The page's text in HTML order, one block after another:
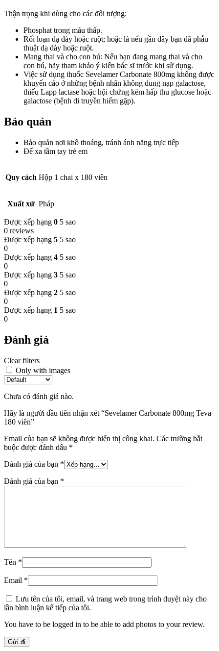
Thận trọng khi dùng cho các đối tượng:
Phosphat trong máu thấp.
Rối loạn dạ dày hoặc ruột; hoặc là nếu gần đây bạn đã phẫu
thuật dạ dày hoặc ruột.
Mang thai và cho con bú: Nếu bạn đang mang thai và cho
con bú, hãy tham khảo ý kiến bác sĩ trước khi sử dụng.
Việc sử dụng thuốc Sevelamer Carbonate 800mg không được
khuyến cáo ở những bệnh nhân không dung nạp galactose,
thiếu Lapp lactase hoặc hội chứng kém hấp thu glucose hoặc
galactose (bệnh di truyền hiếm gặp).
Bảo quản
Bảo quản nơi khô thoáng, tránh ánh nắng trực tiếp
Để xa tầm tay trẻ em
Quy cách Hộp 1 chai x 180 viên
Xuất xứ Pháp
Được xếp hạng 0 5 sao
0 reviews
Được xếp hạng 5 5 sao
0
Được xếp hạng 4 5 sao
0
Được xếp hạng 3 5 sao
0
Được xếp hạng 2 5 sao
0
Được xếp hạng 1 5 sao
0
Đánh giá
Clear filters
Only with images
Chưa có đánh giá nào.
Hãy là người đầu tiên nhận xét “Sevelamer Carbonate 800mg Teva
180 viên”
Email của bạn sẽ không được hiển thị công khai. Các trường bắt
buộc được đánh dấu *
Đánh giá của bạn *
Đánh giá của bạn *
Tên *
Email *
Lưu tên của tôi, email, và trang web trong trình duyệt này cho
lần bình luận kế tiếp của tôi.
You have to be logged in to be able to add photos to your review.